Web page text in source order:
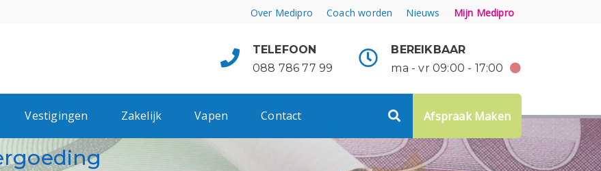
Over Medipro Coach worden Nieuws Mijn Medipro
TELEFOON
088 786 77 99
BEREIKBAAR
ma - vr 09:00 - 17:00
Vestigingen Zakelijk Vapen Contact Afspraak Maken